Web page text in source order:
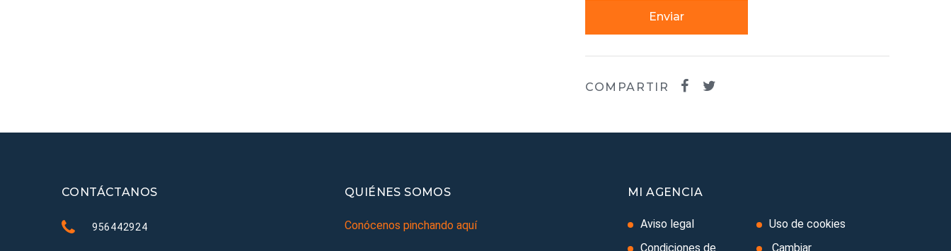
Enviar
COMPARTIR
CONTÁCTANOS
956442924
QUIÉNES SOMOS
Conócenos pinchando aquí
MI AGENCIA
Aviso legal
Condiciones de
Uso de cookies
Cambiar